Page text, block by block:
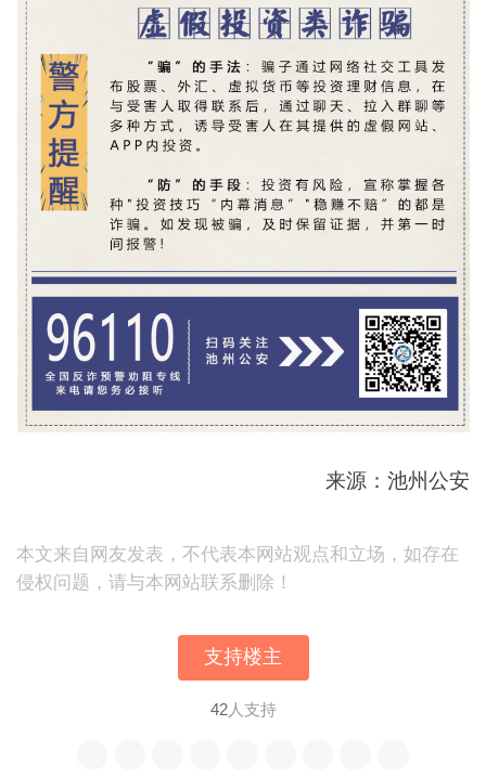
来源：池州公安
本文来自网友发表，不代表本网站观点和立场，如存在
侵权问题，请与本网站联系删除！
支持楼主
42人支持